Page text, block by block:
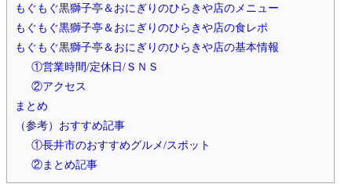
もぐもぐ黒獅子亭＆おにぎりのひらきや店のメニュー
もぐもぐ黒獅子亭＆おにぎりのひらきや店の食レポ
もぐもぐ黒獅子亭＆おにぎりのひらきや店の基本情報
①営業時間/定休日/ＳＮＳ
②アクセス
まとめ
（参考）おすすめ記事
①長井市のおすすめグルメ/スポット
②まとめ記事